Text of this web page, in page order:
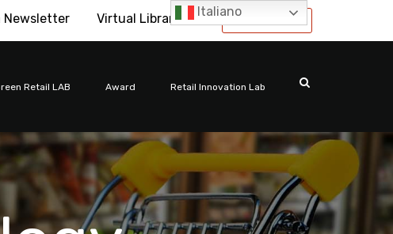
International
Newsletter Virtual Library
Retail LAB Award Retail Innovation Lab
Italiano